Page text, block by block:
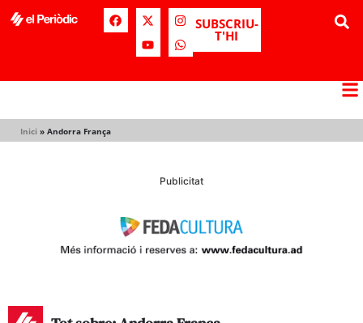
SUBSCRIU-
T'HI
Inici » Andorra França
Publicitat